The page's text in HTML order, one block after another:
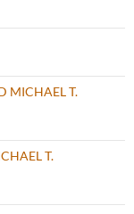
MICHAEL T.
T.